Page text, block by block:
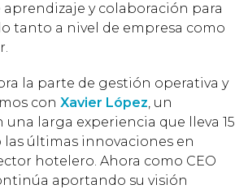
aprendizaje y colaboración para
tanto a nivel de empresa como
la parte de gestión operativa y
con Xavier López, un
larga experiencia que lleva 15
últimas innovaciones en
hotelero. Ahora como CEO
aportando su visión